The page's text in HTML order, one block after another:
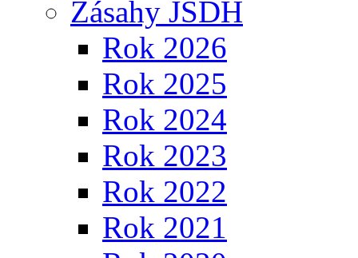
Zásahy JSDH
Rok 2026
Rok 2025
Rok 2024
Rok 2023
Rok 2022
Rok 2021